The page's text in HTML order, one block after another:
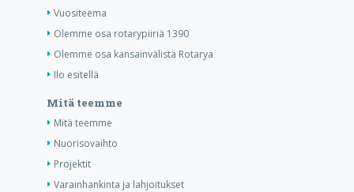
Vuositeema
Olemme osa rotarypiiriä 1390
Olemme osa kansainvälistä Rotarya
Ilo esitellä
Mitä teemme
Mitä teemme
Nuorisovaihto
Projektit
Varainhankinta ja lahjoitukset